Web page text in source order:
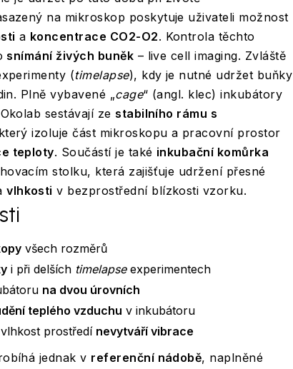
na mikroskop poskytuje uživateli možnost
a koncentrace CO2-O2. Kontrola těchto
snímání živých buněk – live cell imaging. Zvláště
(timelapse), kdy je nutné udržet buňky
Plně vybavené „cage“ (angl. klec) inkubátory
sestávají zestabilního rámu s
izoluje část mikroskopu a pracovní prostor
teploty. Součástí je také inkubační komůrka
stolku, která zajišťuje udržení přesné
vlhkosti v bezprostřední blízkosti vzorku.
všech rozměrů
i při delších timelapseexperimentech
na dvou úrovních
teplého vzduchu v inkubátoru
prostředí nevytváří vibrace
jednak v referenční nádobě, naplněné